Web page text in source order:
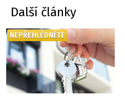
Další články
NEPŘEHLÉDNĚTE